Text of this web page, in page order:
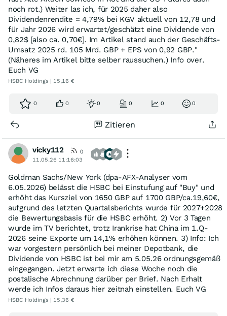
noch rot.) Weiter las ich, für 2025 daher also
Dividendenrendite = 4,79% bei KGV aktuell von 12,78 und
für Jahr 2026 wird erwartet/geschätzt eine Dividende von
0,82$ [also ca. 0,70€]. Im Artikel stand auch der Geschäfts-
Umsatz 2025 rd. 105 Mrd. GBP + EPS von 0,92 GBP."
(Näheres im Artikel bitte selber raussuchen.) Info over.
Euch VG
HSBC Holdings | 15,16 €
0 0 0 0 0 0
Zitieren
vicky112
0
11.05.26 11:16:03
Goldman Sachs/New York (dpa-AFX-Analyser vom
6.05.2026) belässt die HSBC bei Einstufung auf "Buy" und
erhöht das Kursziel von 1650 GBP auf 1700 GBP/ca.19,60€,
aufgrund des letzten Quartalsberichts wurde für 2027+2028
die Bewertungsbasis für die HSBC erhöht. 2) Vor 3 Tagen
wurde im TV berichtet, trotz Irankrise hat China im 1.Q-
2026 seine Exporte um 14,1% erhöhen können. 3) Info: Ich
war vorgestern persönlich bei meiner Depotbank, die
Dividende von HSBC ist bei mir am 5.05.26 ordnungsgemäß
eingegangen. Jetzt erwarte ich diese Woche noch die
postalische Abrechnung darüber per Brief. Nach Erhalt
werde ich Infos daraus hier zeitnah einstellen. Euch VG
HSBC Holdings | 15,36 €